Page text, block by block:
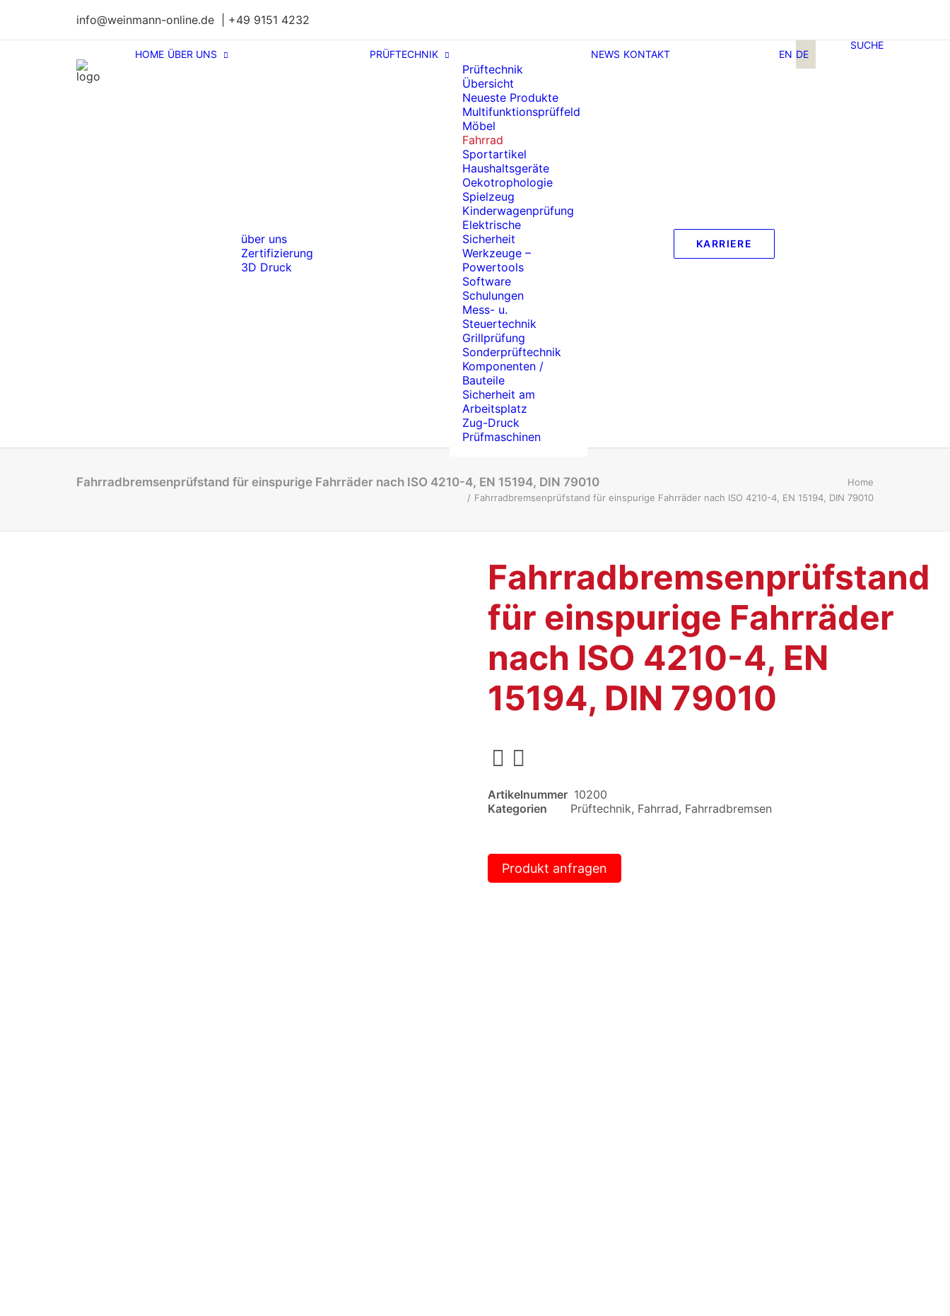
info@weinmann-online.de | +49 9151 4232
HOME ÜBER UNS
über uns
Zertifizierung
3D Druck
PRÜFTECHNIK
Prüftechnik
Übersicht
Neueste Produkte
Multifunktionsprüffeld
Möbel
Fahrrad
Sportartikel
Haushaltsgeräte
Oekotrophologie
Spielzeug
Kinderwagenprüfung
Elektrische
Sicherheit
Werkzeuge –
Powertools
Software
Schulungen
Mess- u.
Steuertechnik
Grillprüfung
Sonderprüftechnik
Komponenten /
Bauteile
Sicherheit am
Arbeitsplatz
Zug-Druck
Prüfmaschinen
NEWS KONTAKT
KARRIERE
EN DE
SUCHE
Fahrradbremsenprüfstand für einspurige Fahrräder nach ISO 4210-4, EN 15194, DIN 79010
Home
Fahrradbremsenprüfstand für einspurige Fahrräder nach ISO 4210-4, EN 15194, DIN 79010
Fahrradbremsenprüfstand
für einspurige Fahrräder
nach ISO 4210-4, EN
15194, DIN 79010
Artikelnummer 10200
Kategorien
Prüftechnik, Fahrrad, Fahrradbremsen
Produkt anfragen